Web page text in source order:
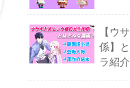
【ウ
係】
ラ紹介